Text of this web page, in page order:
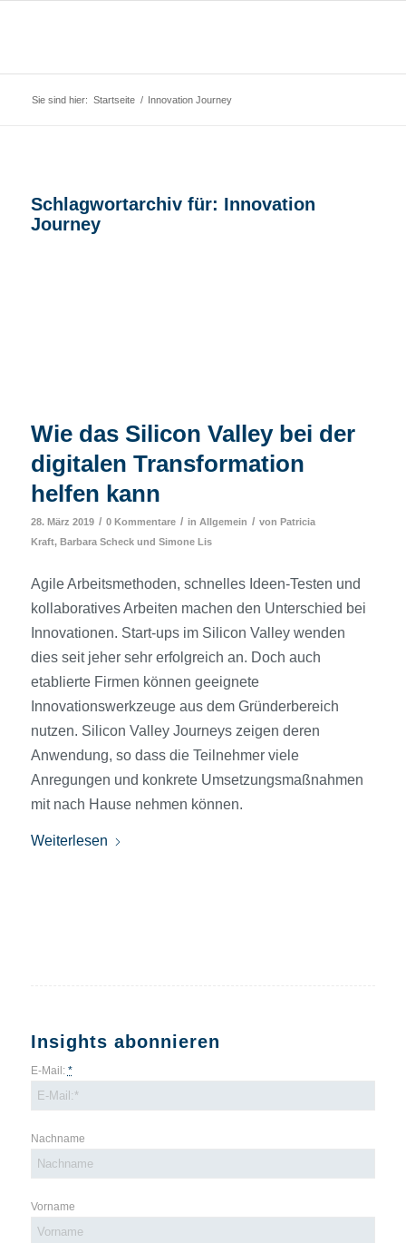
Sie sind hier: Startseite / Innovation Journey
Schlagwortarchiv für: Innovation
Journey
Wie das Silicon Valley bei der
digitalen Transformation
helfen kann
28. März 2019 / 0 Kommentare / in Allgemein / von Patricia
Kraft, Barbara Scheckund Simone Lis
Agile Arbeitsmethoden, schnelles Ideen-Testen und
kollaboratives Arbeiten machen den Unterschied bei
Innovationen. Start-ups im Silicon Valley wenden
dies seit jeher sehr erfolgreich an. Doch auch
etablierte Firmen können geeignete
Innovationswerkzeuge aus dem Gründerbereich
nutzen. Silicon Valley Journeys zeigen deren
Anwendung, so dass die Teilnehmer viele
Anregungen und konkrete Umsetzungsmaßnahmen
mit nach Hause nehmen können.
Weiterlesen
Insights abonnieren
E-Mail: *
Nachname
Vorname